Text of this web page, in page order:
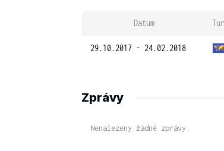
Datum
29.10.2017 - 24.02.2018
Zprávy
Nenalezeny žádné zprávy.